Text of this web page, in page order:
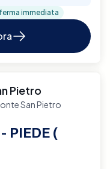
immediata
Pietro
San Pietro
PIEDE (